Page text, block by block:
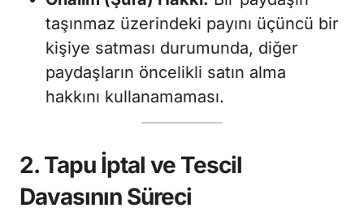
taşınmaz üzerindeki payını üçüncü bir
kişiye satması durumunda, diğer
paydaşların öncelikli satın alma
hakkını kullanamaması.
2. Tapu İptal ve Tescil
Davasının Süreci